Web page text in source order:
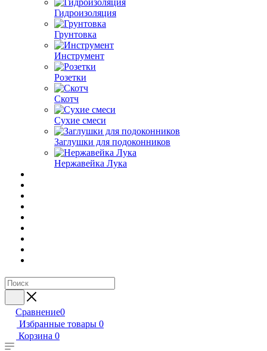
Гидроизоляция
Грунтовка
Инструмент
Розетки
Скотч
Сухие смеси
Заглушки для подоконников
Нержавейка Лука
Сравнение0
Избранные товары 0
Корзина 0